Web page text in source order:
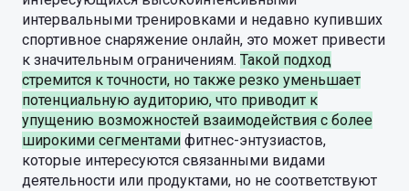
интервальными тренировками и недавно купивших
спортивное снаряжение онлайн, это может привести
к значительным ограничениям. Такой подход
стремится к точности, но также резко уменьшает
потенциальную аудиторию, что приводит к
упущению возможностей взаимодействия с более
широкими сегментами фитнес-энтузиастов,
которые интересуются связанными видами
деятельности или продуктами, но не соответствуют